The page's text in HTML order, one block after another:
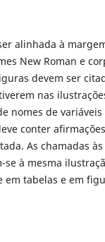
alinhada à
New Roman e
devem ser
nas
nomes de
conter
As chamadas
à mesma
em tabelas e em